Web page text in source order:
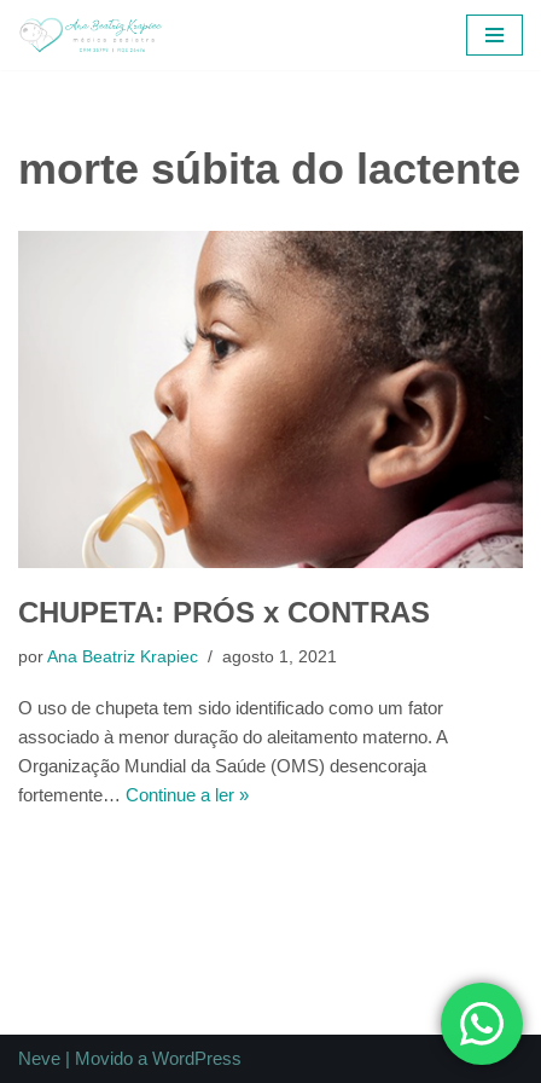
morte súbita do lactente
CHUPETA: PRÓS x CONTRAS
por Ana Beatriz Krapiec agosto 1, 2021
O uso de chupeta tem sido identificado como um fator
associado à menor duração do aleitamento materno. A
Organização Mundial da Saúde (OMS) desencoraja
fortemente… Continue a ler »
Neve | Movido a WordPress